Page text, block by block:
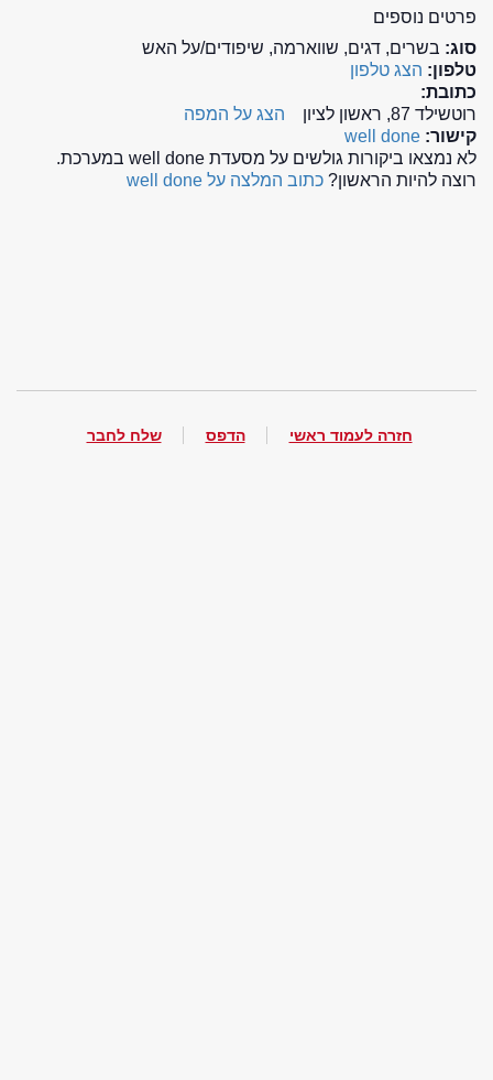
פרטים נוספים
סוג: בשרים, דגים, שווארמה, שיפודים/על האש
טלפון: הצג טלפון
כתובת:
רוטשילד 87, ראשון לציון
הצג על המפה
קישור: well done
לא נמצאו ביקורות גולשים על מסעדת well done במערכת.
רוצה להיות הראשון? כתוב המלצה על well done
חזרה לעמוד ראשי הדפס שלח לחבר